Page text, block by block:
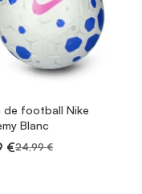
de football Nike
Blanc
€24,99 €